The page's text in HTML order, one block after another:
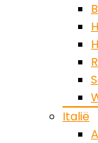
Italië